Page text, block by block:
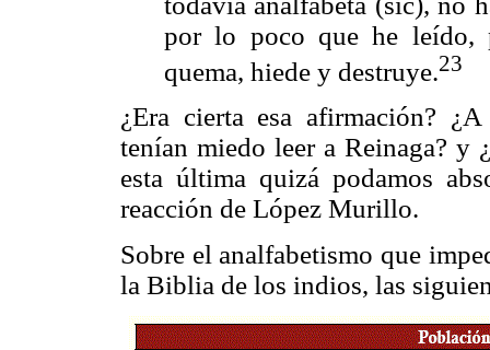
por lo poco que he leído,
quema, hiede y destruye.23
¿Era cierta esa afirmación?
tenían miedo leer a Reinaga? y
esta última quizá podamos
reacción de López Murillo.
Sobre el analfabetismo que
la Biblia de los indios, las